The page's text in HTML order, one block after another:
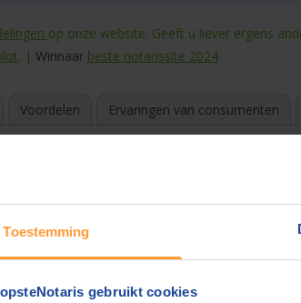
Toestemming
gebruikt cookies
op onze website. Geeft u liever ergens
. | Winnaar beste notarissite 2024
notaris inHeeg?
snel en gemakkelijk de beste en goedkoopste
op en ontvang deze in uw mail.
Voordelen Ervaringen van consumenten